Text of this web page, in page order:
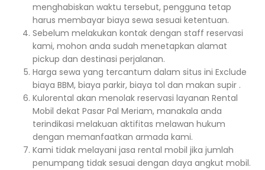
menghabiskan waktu tersebut, pengguna tetap
harus membayar biaya sewa sesuai ketentuan.
Sebelum melakukan kontak dengan staff reservasi
kami, mohon anda sudah menetapkan alamat
pickup dan destinasi perjalanan.
Harga sewa yang tercantum dalam situs ini Exclude
biaya BBM, biaya parkir, biaya tol dan makan supir .
Kulorental akan menolak reservasi layanan Rental
Mobil dekat Pasar Pal Meriam, manakala anda
terindikasi melakuan aktifitas melawan hukum
dengan memanfaatkan armada kami.
Kami tidak melayani jasa rental mobil jika jumlah
penumpang tidak sesuai dengan daya angkut mobil.